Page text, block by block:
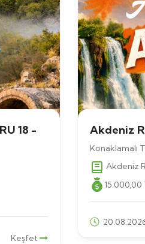
18 -
Keşfet
Akdeniz
Konaklamalı
Akdeniz
15.000 ,00